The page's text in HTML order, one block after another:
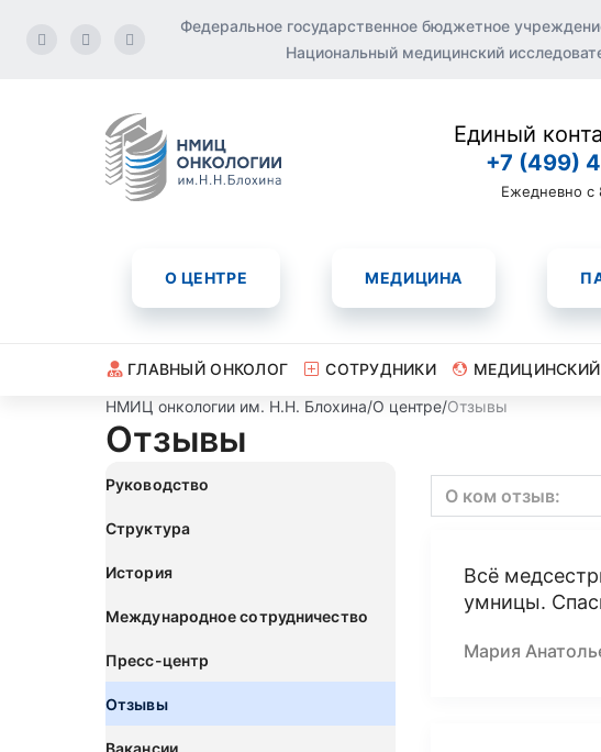
Федеральное государственное бюджетное
Национальный медицинский
Единый
+7 (499)
Ежедневно с
О ЦЕНТРЕ МЕДИЦИНА
ГЛАВНЫЙ ОНКОЛОГ СОТРУДНИКИ
НМИЦ онкологии им. Н.Н. Блохина/О центре/Отзывы
Отзывы
Руководство
Структура
История
Международное сотрудничество
Пресс-центр
Отзывы
Вакансии
О ком отзыв:
Всё
умницы.
Мария